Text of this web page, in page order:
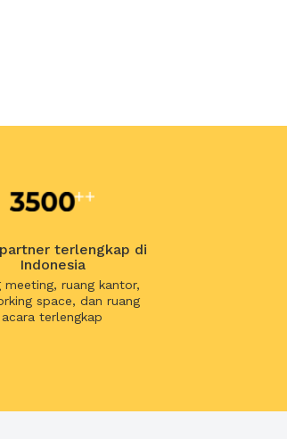
terlengkap di
Indonesia
meeting, ruang kantor,
space, dan ruang
acara terlengkap